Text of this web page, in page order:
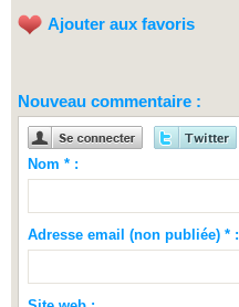
Ajouter aux favoris
Nouveau commentaire :
Nom * :
Adresse email (non publiée) * :